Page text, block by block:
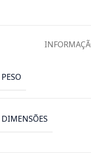
PESO
DIMENSÕES